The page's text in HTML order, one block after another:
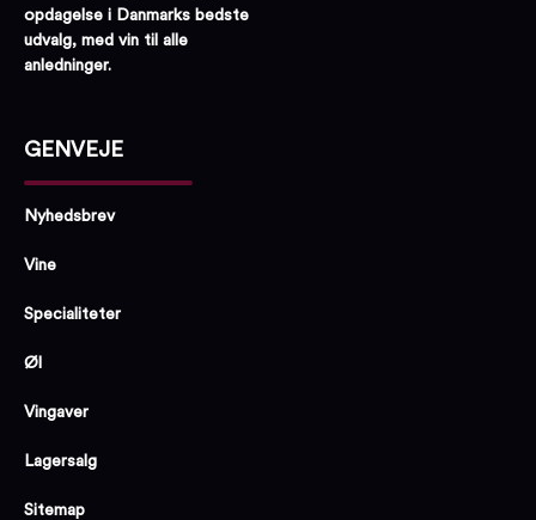
opdagelse i Danmarks bedste
udvalg, med vin til alle
anledninger.
GENVEJE
Nyhedsbrev
Vine
Specialiteter
Øl
Vingaver
Lagersalg
Sitemap